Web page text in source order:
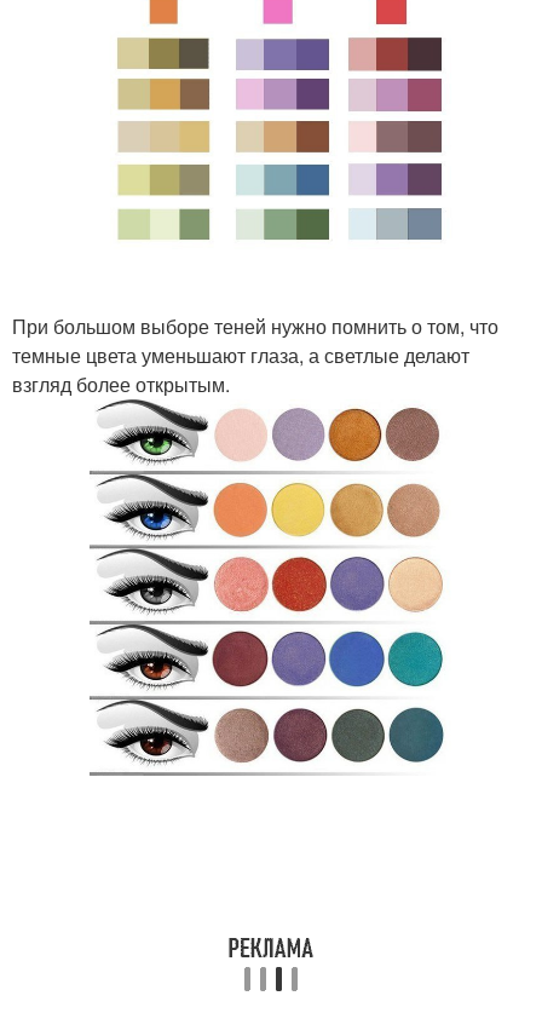
При большом выборе теней нужно помнить о том, что
темные цвета уменьшают глаза, а светлые делают
взгляд более открытым.